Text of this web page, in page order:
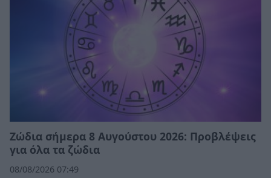
Ζώδια σήμερα 8 Αυγούστου 2026: Προβλέψεις
για όλα τα ζώδια
08/08/2026 07:49